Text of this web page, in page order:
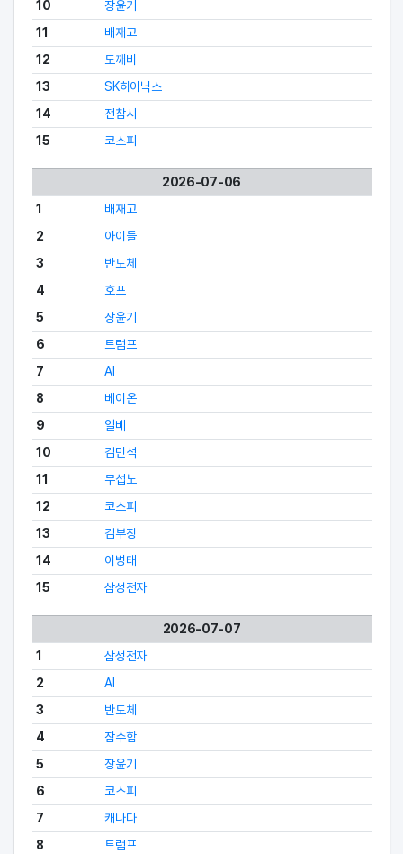
10
장윤기
11
배재고
12
도깨비
13
SK하이닉스
14
전참시
15
코스피
2026-07-06
1
배재고
2
아이들
3
반도체
4
호프
5
장윤기
6
트럼프
7
AI
8
베이온
9
일베
10
김민석
11
무섭노
12
코스피
13
김부장
14
이병태
15
삼성전자
2026-07-07
1
삼성전자
2
AI
3
반도체
4
잠수함
5
장윤기
6
코스피
7
캐나다
8
트럼프